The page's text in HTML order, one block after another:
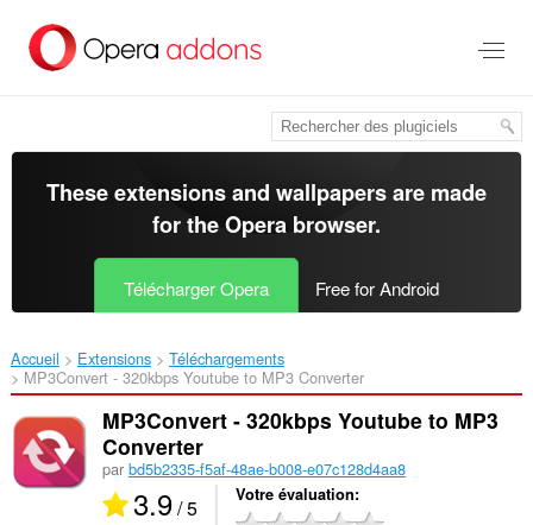
contenu
These extensions and wallpapers are made
for theOpera browser.
Télécharger Opera Free for Android
Accueil Extensions
Téléchargements
MP3Convert - 320kbps Youtube to MP3 Converter‎
MP3Convert - 320kbps Youtube to MP3
Converter
par bd5b2335-f5af-48ae-b008-e07c128d4aa8
3.9/ 5 Votre évaluation